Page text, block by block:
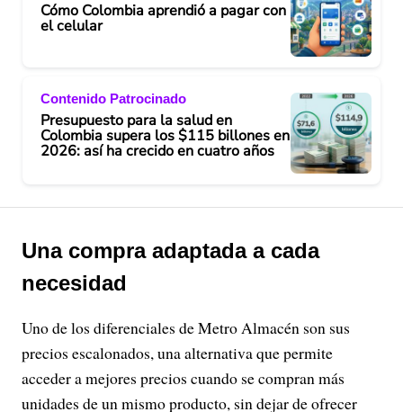
Cómo Colombia aprendió a pagar con
el celular
Contenido Patrocinado
Presupuesto para la salud en
Colombia supera los $115 billones en
2026: así ha crecido en cuatro años
Una compra adaptada a cada
necesidad
Uno de los diferenciales de Metro Almacén son sus
precios escalonados, una alternativa que permite
acceder a mejores precios cuando se compran más
unidades de un mismo producto, sin dejar de ofrecer